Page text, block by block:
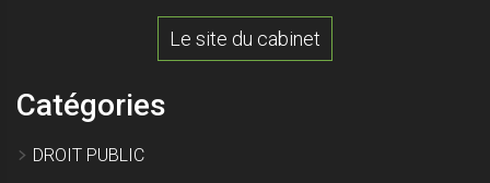
Le site du cabinet
Catégories
DROIT PUBLIC